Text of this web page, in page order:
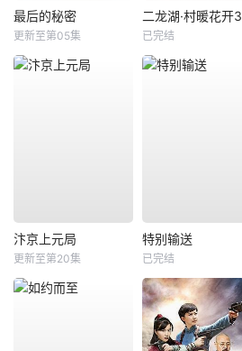
最后的秘密
更新至第05集
二龙湖·村暖花开3
已完结
汴京上元局
更新至第20集
特别输送
已完结